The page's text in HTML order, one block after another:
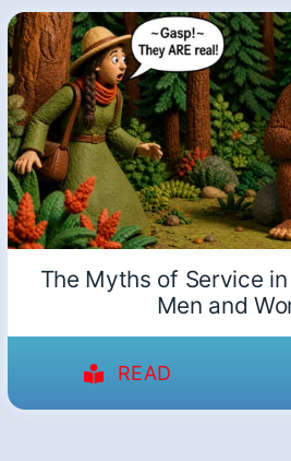
The Myths of Service
Men and
READ